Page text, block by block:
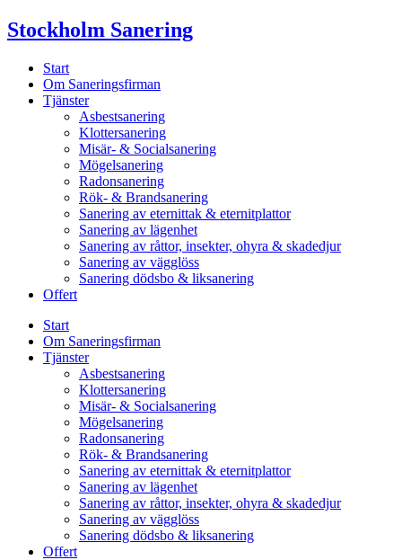
Skip
to
Stockholm Sanering
Start
Om Saneringsfirman
Tjänster
Asbestsanering
Klottersanering
Misär- & Socialsanering
Mögelsanering
Radonsanering
Rök- & Brandsanering
Sanering av eternittak & eternitplattor
Sanering av lägenhet
Sanering av råttor, insekter, ohyra & skadedjur
Sanering av vägglöss
Sanering dödsbo & liksanering
Offert
Start
Om Saneringsfirman
Tjänster
Asbestsanering
Klottersanering
Misär- & Socialsanering
Mögelsanering
Radonsanering
Rök- & Brandsanering
Sanering av eternittak & eternitplattor
Sanering av lägenhet
Sanering av råttor, insekter, ohyra & skadedjur
Sanering av vägglöss
Sanering dödsbo & liksanering
Offert